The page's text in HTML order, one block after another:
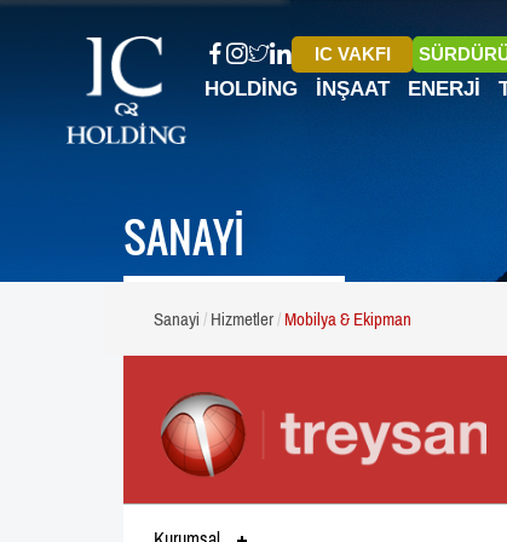
IC VAKFI
HOLDING İNŞAAT ENERJI
SANAYİ
Sanayi Hizmetler Mobilya & Ekipman